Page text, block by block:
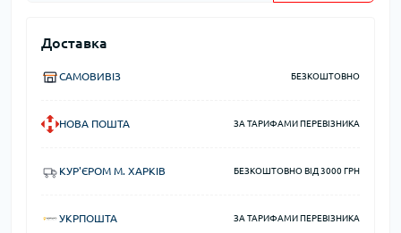
Доставка
САМОВИВІЗ БЕЗКОШТОВНО
НОВА ПОШТА ЗА ТАРИФАМИ ПЕРЕВІЗНИКА
КУР'ЄРОМ М. ХАРКІВ БЕЗКОШТОВНО ВІД 3000 ГРН
УКРПОШТА ЗА ТАРИФАМИ ПЕРЕВІЗНИКА